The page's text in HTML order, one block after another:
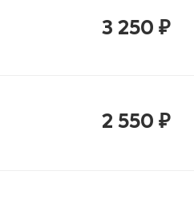
3 250 ₽
2 550 ₽